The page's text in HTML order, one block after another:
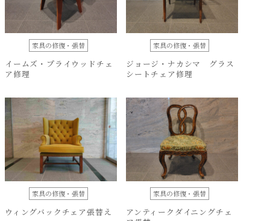
家具の修復・張替
イームズ・プライウッドチェ
ア修理
家具の修復・張替
ジョージ・ナカシマ グラス
シートチェア修理
家具の修復・張替
ウィングバックチェア張替え
家具の修復・張替
アンティークダイニングチェ